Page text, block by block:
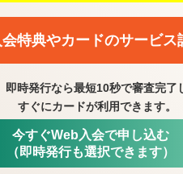
会特典やカードのサービス
即時発行なら最短10秒で審査完了
すぐにカードが利用できます。
今すぐWeb入会で申し込む
（即時発行も選択できます）